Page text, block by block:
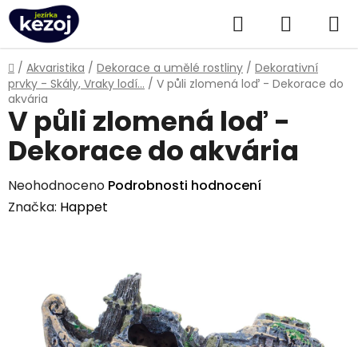
Přejít
na
obsah
Hledat
KOŠÍK
Domů
/ Akvaristika / Dekorace a umělé rostliny / Dekorativní
prvky - Skály, Vraky lodí... / V půli zlomená loď - Dekorace do
akvária
V půli zlomená loď -
Dekorace do akvária
Průměrné
hodnocení
hvězdiček.
Neohodnoceno Podrobnosti hodnocení
Značka: Happet